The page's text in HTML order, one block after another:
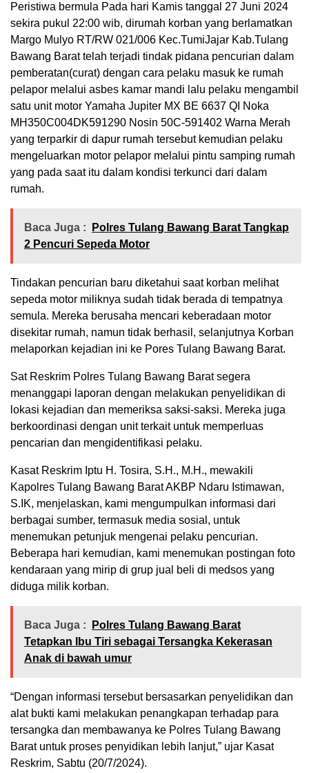
Peristiwa bermula Pada hari Kamis tanggal 27 Juni 2024
sekira pukul 22:00 wib, dirumah korban yang berlamatkan
Margo Mulyo RT/RW 021/006 Kec.TumiJajar Kab.Tulang
Bawang Barat telah terjadi tindak pidana pencurian dalam
pemberatan(curat) dengan cara pelaku masuk ke rumah
pelapor melalui asbes kamar mandi lalu pelaku mengambil
satu unit motor Yamaha Jupiter MX BE 6637 QI Noka
MH350C004DK591290 Nosin 50C-591402 Warna Merah
yang terparkir di dapur rumah tersebut kemudian pelaku
mengeluarkan motor pelapor melalui pintu samping rumah
yang pada saat itu dalam kondisi terkunci dari dalam
rumah.
Baca Juga :
Polres Tulang Bawang Barat Tangkap
2 Pencuri Sepeda Motor
Tindakan pencurian baru diketahui saat korban melihat
sepeda motor miliknya sudah tidak berada di tempatnya
semula. Mereka berusaha mencari keberadaan motor
disekitar rumah, namun tidak berhasil, selanjutnya Korban
melaporkan kejadian ini ke Pores Tulang Bawang Barat.
Sat Reskrim Polres Tulang Bawang Barat segera
menanggapi laporan dengan melakukan penyelidikan di
lokasi kejadian dan memeriksa saksi-saksi. Mereka juga
berkoordinasi dengan unit terkait untuk memperluas
pencarian dan mengidentifikasi pelaku.
Kasat Reskrim Iptu H. Tosira, S.H., M.H., mewakili
Kapolres Tulang Bawang Barat AKBP Ndaru Istimawan,
S.IK, menjelaskan, kami mengumpulkan informasi dari
berbagai sumber, termasuk media sosial, untuk
menemukan petunjuk mengenai pelaku pencurian.
Beberapa hari kemudian, kami menemukan postingan foto
kendaraan yang mirip di grup jual beli di medsos yang
diduga milik korban.
Baca Juga :
Polres Tulang Bawang Barat
Tetapkan Ibu Tiri sebagai Tersangka Kekerasan
Anak di bawah umur
“Dengan informasi tersebut bersasarkan penyelidikan dan
alat bukti kami melakukan penangkapan terhadap para
tersangka dan membawanya ke Polres Tulang Bawang
Barat untuk proses penyidikan lebih lanjut,” ujar Kasat
Reskrim, Sabtu (20/7/2024).